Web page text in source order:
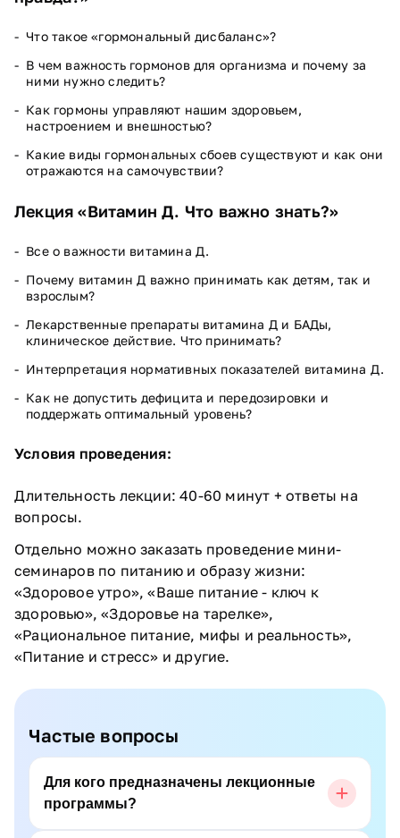
Что такое «гормональный дисбаланс»?
В чем важность гормонов для организма и почему за
ними нужно следить?
Как гормоны управляют нашим здоровьем,
настроением и внешностью?
Какие виды гормональных сбоев существуют и как они
отражаются на самочувствии?
Лекция «Витамин Д. Что важно знать?»
Все о важности витамина Д.
Почему витамин Д важно принимать как детям, так и
взрослым?
Лекарственные препараты витамина Д и БАДы,
клиническое действие. Что принимать?
Интерпретация нормативных показателей витамина Д.
Как не допустить дефицита и передозировки и
поддержать оптимальный уровень?
Условия проведения:
Длительность лекции: 40-60 минут + ответы на
вопросы.
Отдельно можно заказать проведение мини-
семинаров по питанию и образу жизни:
«Здоровое утро», «Ваше питание - ключ к
здоровью», «Здоровье на тарелке»,
«Рациональное питание, мифы и реальность»,
«Питание и стресс» и другие.
Частые вопросы
Для кого предназначены лекционные
программы?